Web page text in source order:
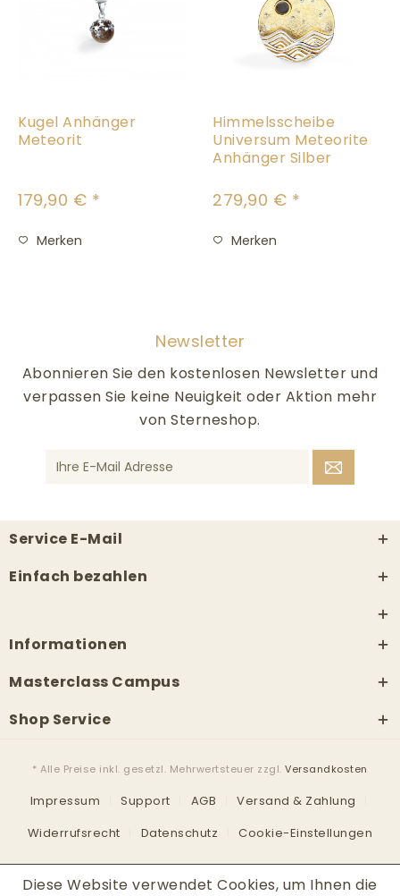
Kugel Anhänger
Meteorit
179,90 € *
Merken
Himmelsscheibe
Universum Meteorite
Anhänger Silber
279,90 € *
Merken
Newsletter
Abonnieren Sie den kostenlosen Newsletter und
verpassen Sie keine Neuigkeit oder Aktion mehr
von Sterneshop.
Service E-Mail
Einfach bezahlen
Informationen
Masterclass Campus
Shop Service
* Alle Preise inkl. gesetzl. Mehrwertsteuer zzgl.Versandkosten
Impressum Support AGB
Versand & Zahlung
Widerrufsrecht
Datenschutz Cookie-Einstellungen
Diese Website verwendet Cookies, um Ihnen die